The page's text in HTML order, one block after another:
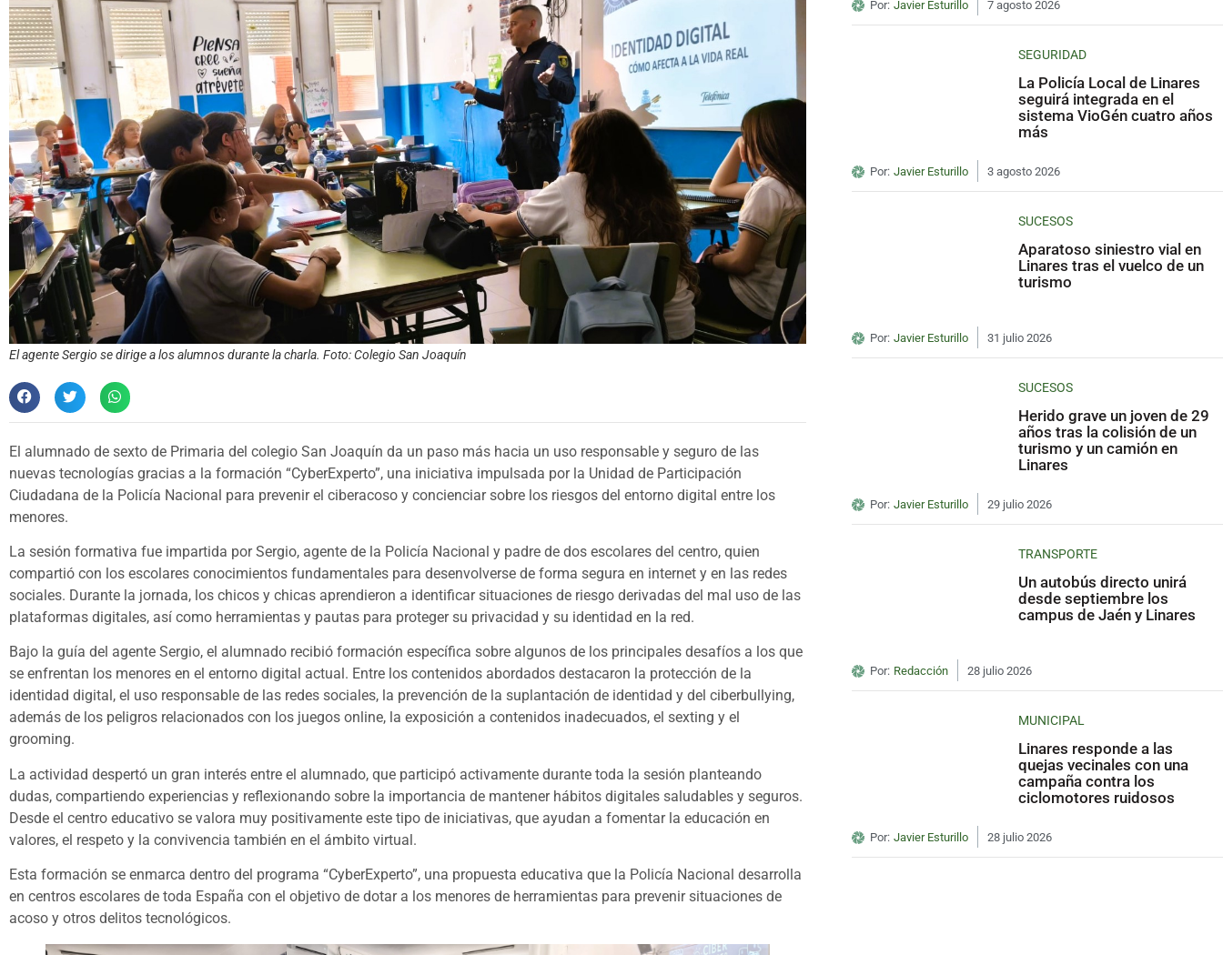
El agente Sergio se dirige a los alumnos durante la charla. Foto: Colegio San Joaquín
El alumnado de sexto de Primaria del colegio San Joaquín da un paso más hacia un uso responsable y seguro de las
nuevas tecnologías gracias a la formación “CyberExperto”, una iniciativa impulsada por la Unidad de Participación
Ciudadana de la Policía Nacional para prevenir el ciberacoso y concienciar sobre los riesgos del entorno digital entre los
menores.
La sesión formativa fue impartida por Sergio, agente de la Policía Nacional y padre de dos escolares del centro, quien
compartió con los escolares conocimientos fundamentales para desenvolverse de forma segura en internet y en las redes
sociales. Durante la jornada, los chicos y chicas aprendieron a identificar situaciones de riesgo derivadas del mal uso de las
plataformas digitales, así como herramientas y pautas para proteger su privacidad y su identidad en la red.
Bajo la guía del agente Sergio, el alumnado recibió formación específica sobre algunos de los principales desafíos a los que
se enfrentan los menores en el entorno digital actual. Entre los contenidos abordados destacaron la protección de la
identidad digital, el uso responsable de las redes sociales, la prevención de la suplantación de identidad y del ciberbullying,
además de los peligros relacionados con los juegos online, la exposición a contenidos inadecuados, el sexting y el
grooming.
La actividad despertó un gran interés entre el alumnado, que participó activamente durante toda la sesión planteando
dudas, compartiendo experiencias y reflexionando sobre la importancia de mantener hábitos digitales saludables y seguros.
Desde el centro educativo se valora muy positivamente este tipo de iniciativas, que ayudan a fomentar la educación en
valores, el respeto y la convivencia también en el ámbito virtual.
Esta formación se enmarca dentro del programa “CyberExperto”, una propuesta educativa que la Policía Nacional desarrolla
en centros escolares de toda España con el objetivo de dotar a los menores de herramientas para prevenir situaciones de
acoso y otros delitos tecnológicos.
Por: Javier Esturillo 7 agosto 2026
SEGURIDAD
La Policía Local de Linares
seguirá integrada en el
sistema VioGén cuatro años
más
Por: Javier Esturillo 3 agosto 2026
SUCESOS
Aparatoso siniestro vial en
Linares tras el vuelco de un
turismo
Por: Javier Esturillo 31 julio 2026
SUCESOS
Herido grave un joven de 29
años tras la colisión de un
turismo y un camión en
Linares
Por: Javier Esturillo 29 julio 2026
TRANSPORTE
Un autobús directo unirá
desde septiembre los
campus de Jaén y Linares
Por: Redacción 28 julio 2026
MUNICIPAL
Linares responde a las
quejas vecinales con una
campaña contra los
ciclomotores ruidosos
Por: Javier Esturillo 28 julio 2026